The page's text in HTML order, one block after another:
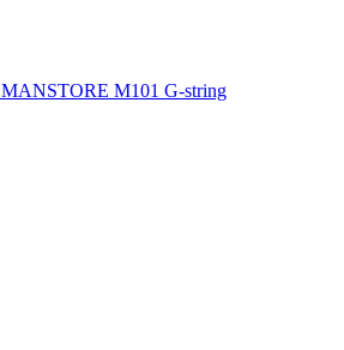
MANSTORE M101 G-string